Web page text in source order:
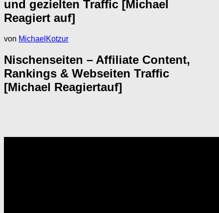
und gezielten Traffic [Michael
Reagiert auf]
von MichaelKotzur
Nischenseiten – Affiliate Content,
Rankings & Webseiten Traffic
[Michael Reagiertauf]